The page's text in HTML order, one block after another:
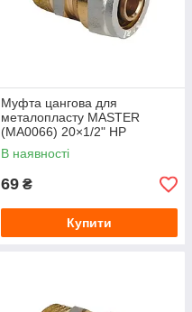
Муфта цангова для
металопласту MASTER
(MA0066) 20×1/2" НР
В наявності
69 ₴
Купити